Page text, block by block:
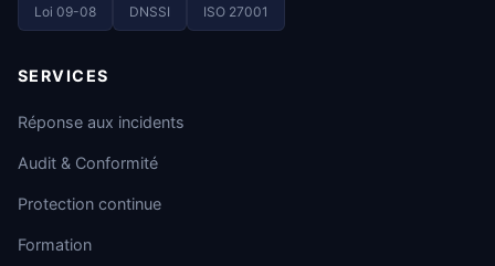
Loi 09-08 DNSSI ISO 27001
SERVICES
Réponse aux incidents
Audit & Conformité
Protection continue
Formation